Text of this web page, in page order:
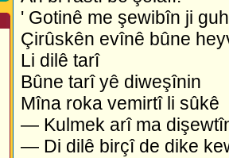
' Gotinê me şewibîn ji
Çirûskên evînê bûne
Li dilê tarî
Bûne tarî yê diweşînin
Mîna roka vemirtî li sûkê
— Kulmek arî ma
— Di dilê birçî de dike